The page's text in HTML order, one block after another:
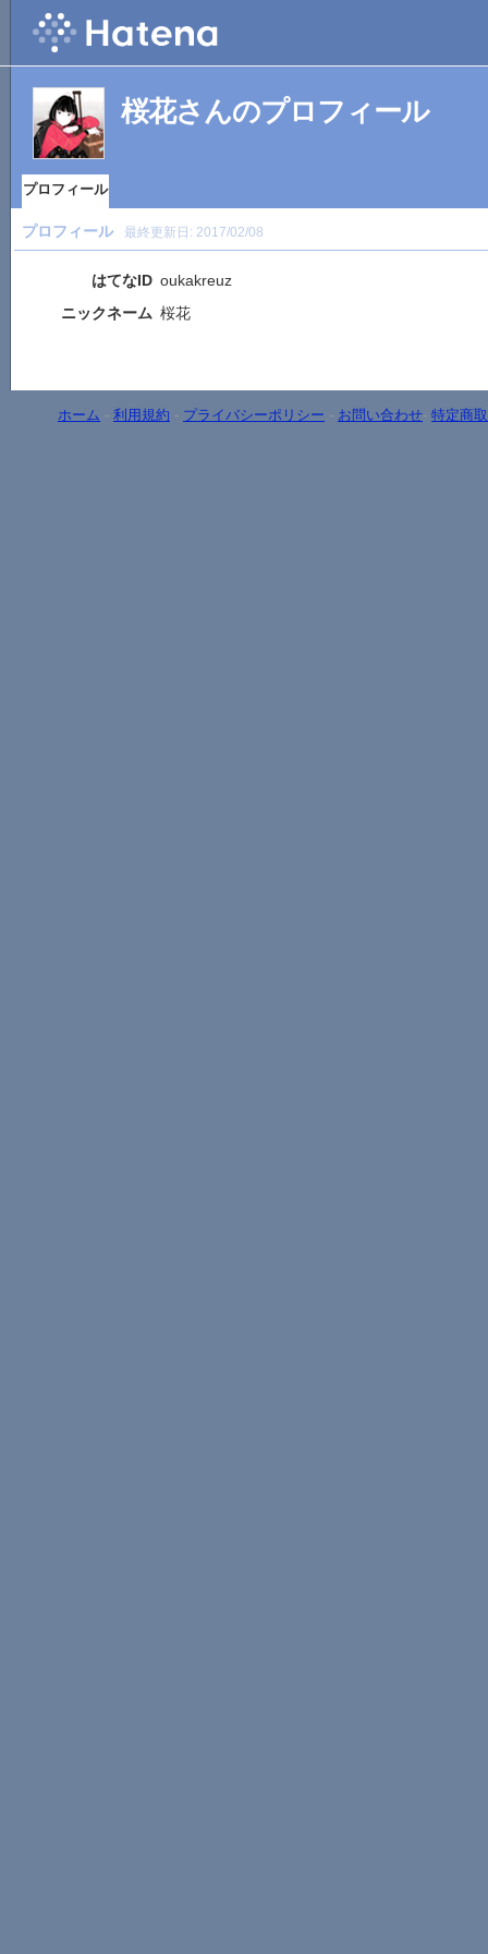
桜花さんのプロフィール
プロフィール
プロフィール 最終更新日: 2017/02/08
はてなID oukakreuz
ニックネーム 桜花
ホーム - 利用規約 - プライバシーポリシー - お問い合わせ- 特定商